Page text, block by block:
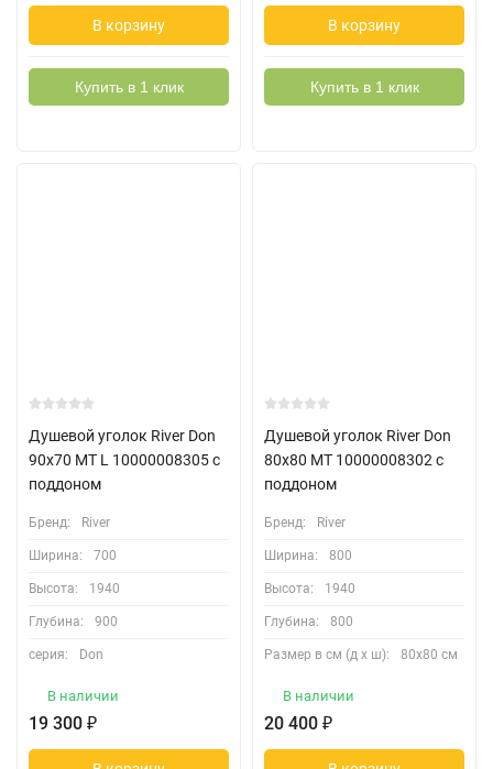
В корзину
Купить в 1 клик
В корзину
Купить в 1 клик
Душевой уголок River Don
90x70 MT L 10000008305 с
поддоном
Бренд: River
Ширина: 700
Высота: 1940
Глубина: 900
серия: Don
В наличии
19 300 ₽
Душевой уголок River Don
80x80 MT 10000008302 с
поддоном
Бренд: River
Ширина: 800
Высота: 1940
Глубина: 800
Размер в см (д х ш): 80х80 см
В наличии
20 400 ₽